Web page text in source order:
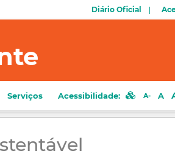
Diário Oficial
Serviços Acessibilidade: A- A